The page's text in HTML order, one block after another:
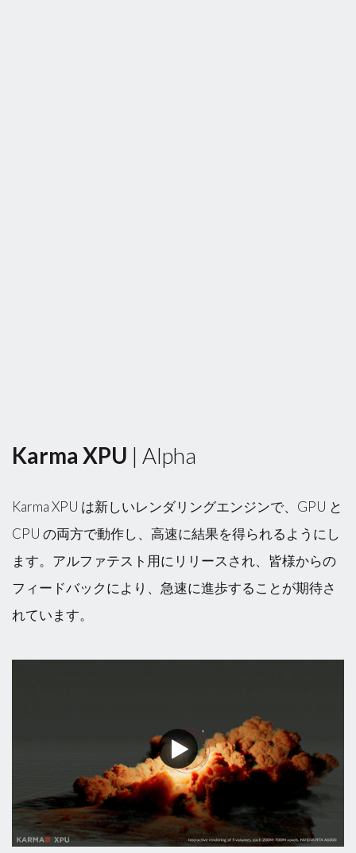
Karma XPU | Alpha
Karma XPU は新しいレンダリングエンジンで、GPU と
CPU の両方で動作し、高速に結果を得られるようにし
ます。アルファテスト用にリリースされ、皆様からの
フィードバックにより、急速に進歩することが期待さ
れています。